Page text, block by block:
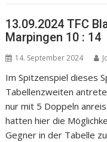
13.09.2024 TFC
Marpingen 10 : 14
14. September 2024
Im Spitzenspiel dieses
Tabellenzweiten
nur mit 5 Doppeln
hatten hier die
Gegner in der Tabelle